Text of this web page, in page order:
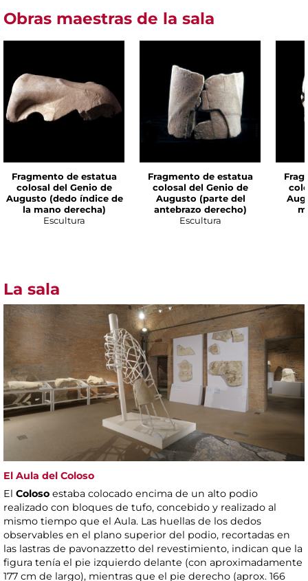
Obras maestras de la sala
Fragmento de estatua
colosal del Genio de
Augusto (dedo índice de
la mano derecha)
Escultura
Fragmento de estatua
colosal del Genio de
Augusto (parte del
antebrazo derecho)
Escultura
La sala
El Aula del Coloso
El Coloso estaba colocado encima de un alto podio
realizado con bloques de tufo, concebido y realizado al
mismo tiempo que el Aula. Las huellas de los dedos
observables en el plano superior del podio, recortadas en
las lastras de pavonazzetto del revestimiento, indican que la
figura tenía el pie izquierdo delante (con aproximadamente
177 cm de largo), mientras que el pie derecho (aprox. 166